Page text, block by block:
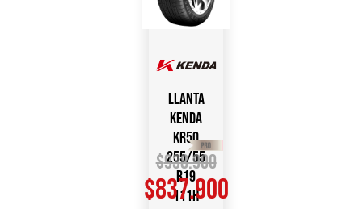
Llanta
KENDA
KR50
255/55
R19
111H
$938.900
$837.900